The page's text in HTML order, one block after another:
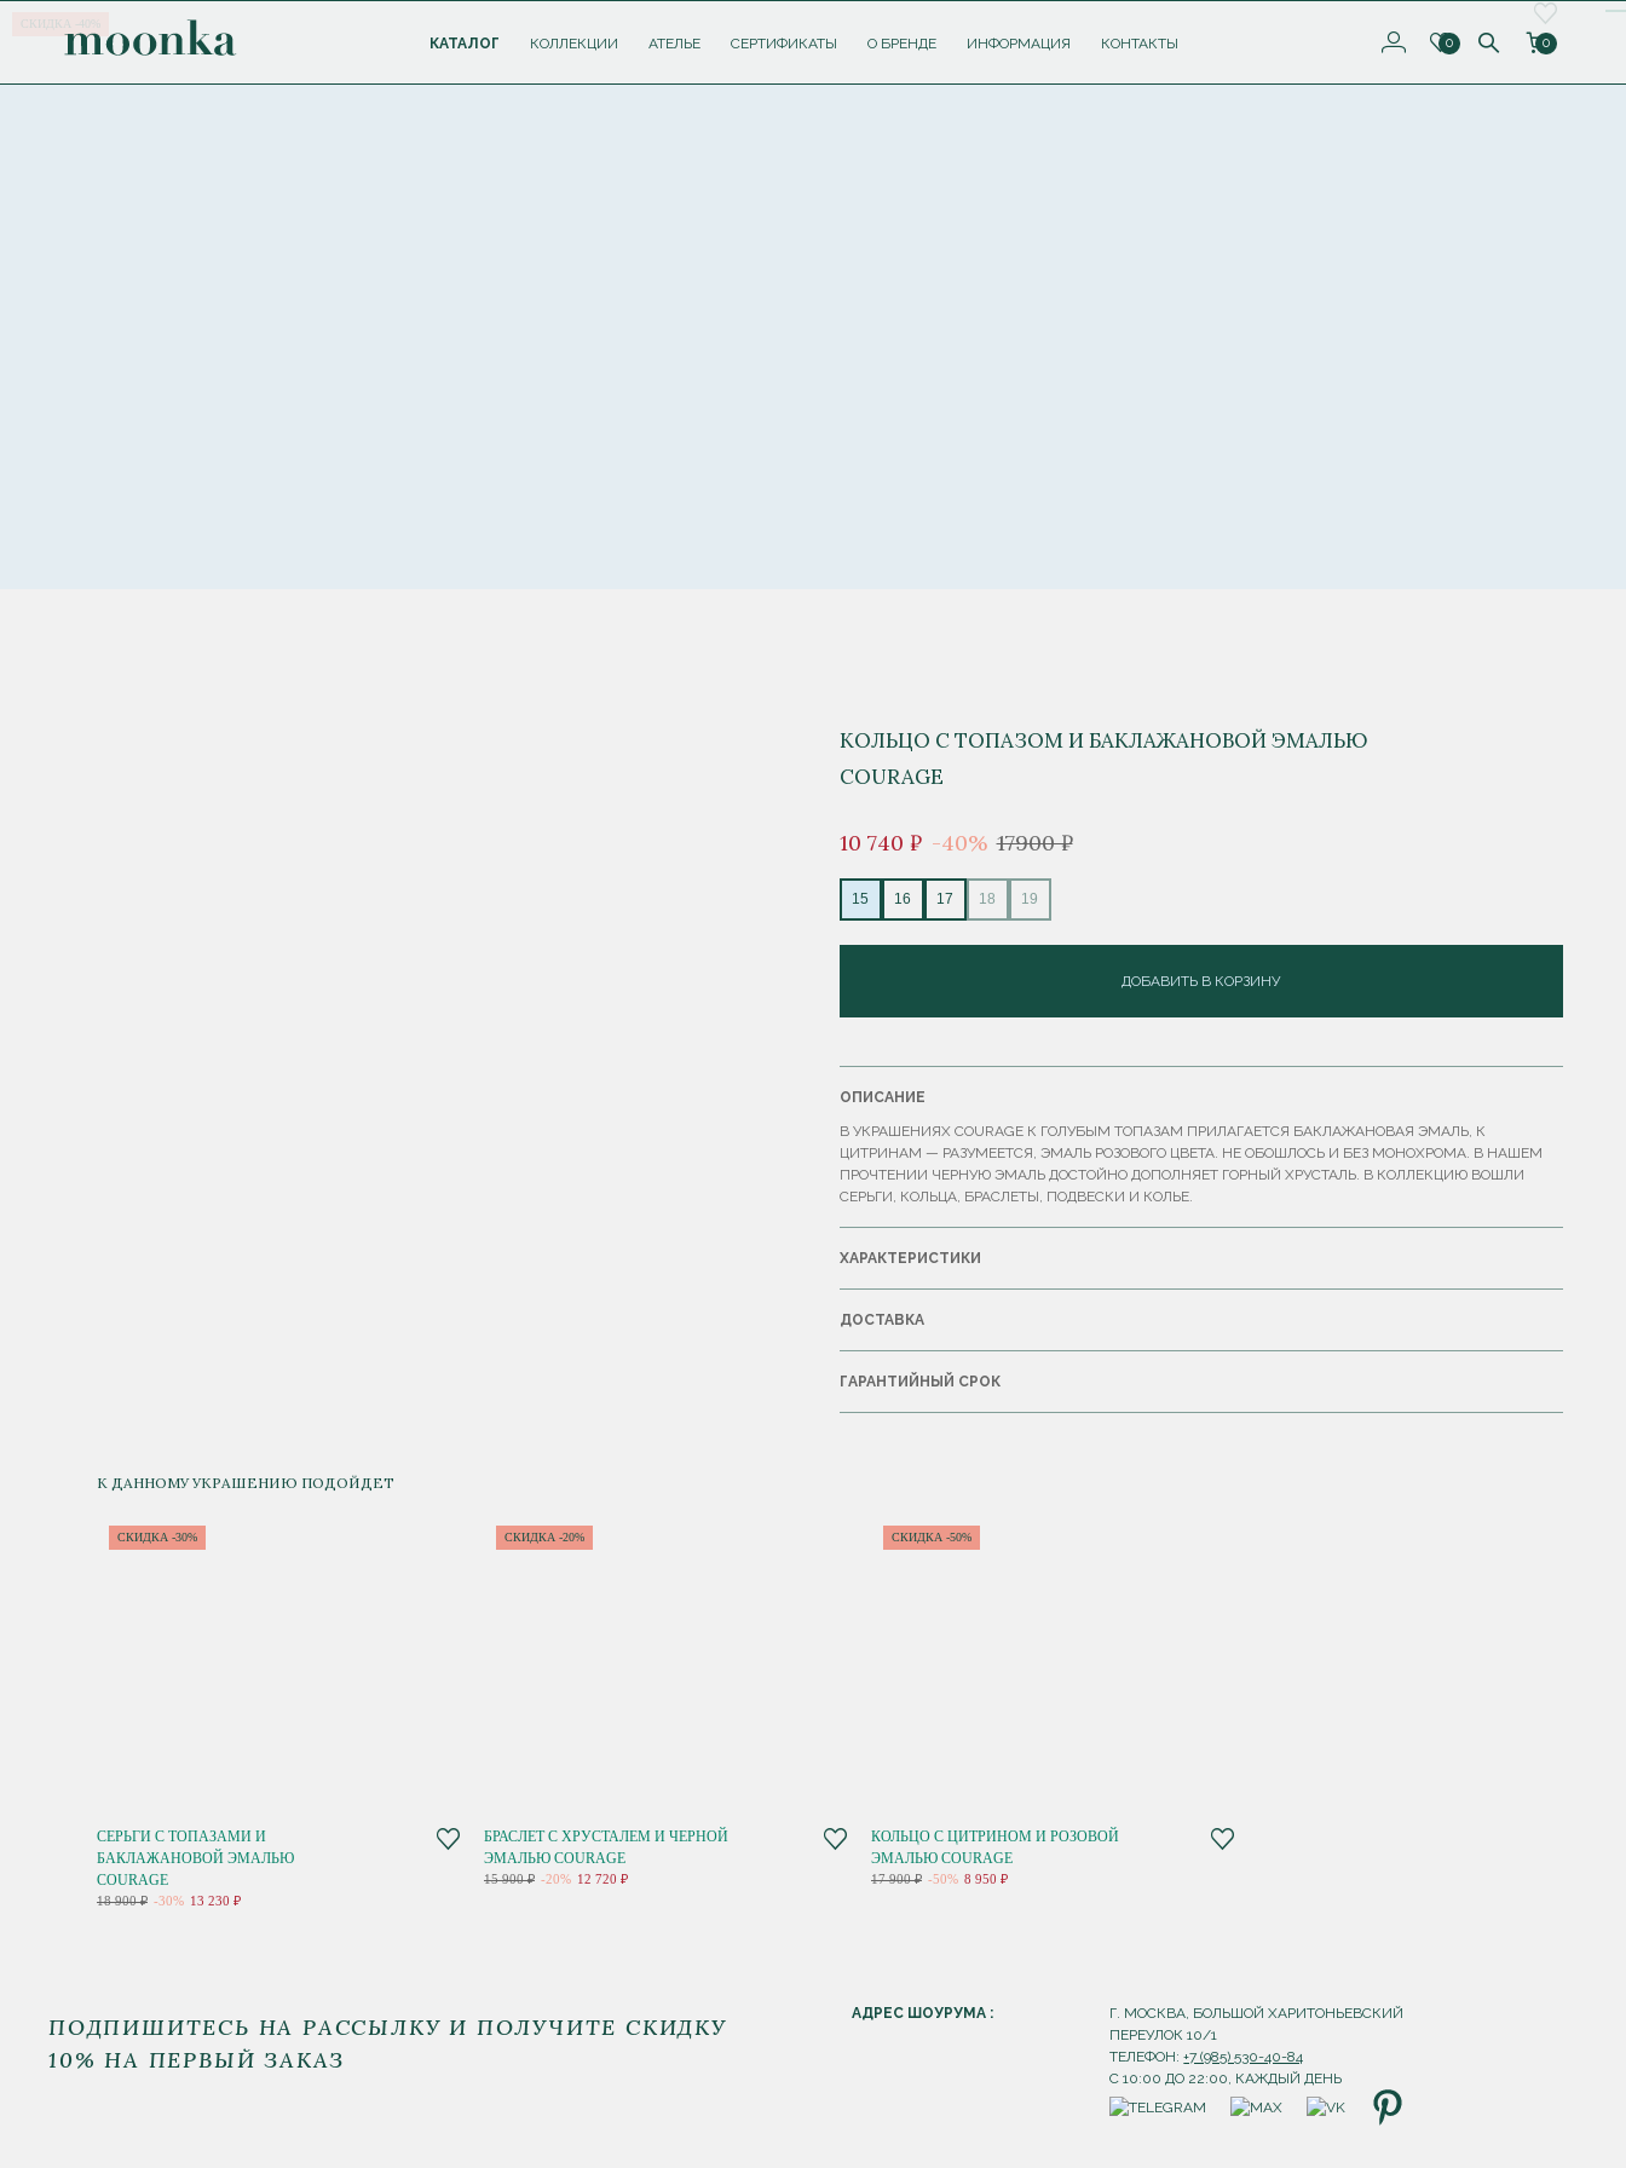
КАТАЛОГ КОЛЛЕКЦИИ АТЕЛЬЕ СЕРТИФИКАТЫ О БРЕНДЕ ИНФОРМАЦИЯ КОНТАКТЫ 0 0
СКИДКА -40%
КОЛЬЦО С ТОПАЗОМ И БАКЛАЖАНОВОЙ ЭМАЛЬЮ
COURAGE
10 740 ₽ -40% 17900 ₽
15 16 17 18 19
ДОБАВИТЬ В КОРЗИНУ
ОПИСАНИЕ
В УКРАШЕНИЯХ COURAGE К ГОЛУБЫМ ТОПАЗАМ ПРИЛАГАЕТСЯ БАКЛАЖАНОВАЯ ЭМАЛЬ, К
ЦИТРИНАМ — РАЗУМЕЕТСЯ, ЭМАЛЬ РОЗОВОГО ЦВЕТА. НЕ ОБОШЛОСЬ И БЕЗ МОНОХРОМА. В НАШЕМ
ПРОЧТЕНИИ ЧЕРНУЮ ЭМАЛЬ ДОСТОЙНО ДОПОЛНЯЕТ ГОРНЫЙ ХРУСТАЛЬ. В КОЛЛЕКЦИЮ ВОШЛИ
СЕРЬГИ, КОЛЬЦА, БРАСЛЕТЫ, ПОДВЕСКИ И КОЛЬЕ.
ХАРАКТЕРИСТИКИ
ДОСТАВКА
ГАРАНТИЙНЫЙ СРОК
К ДАННОМУ УКРАШЕНИЮ ПОДОЙДЕТ
СКИДКА -30%
СЕРЬГИ С ТОПАЗАМИ И
БАКЛАЖАНОВОЙ ЭМАЛЬЮ
COURAGE
18 900 ₽ -30% 13 230 ₽
СКИДКА -20%
БРАСЛЕТ С ХРУСТАЛЕМ И ЧЕРНОЙ
ЭМАЛЬЮ COURAGE
15 900 ₽ -20% 12 720 ₽
СКИДКА -50%
КОЛЬЦО С ЦИТРИНОМ И РОЗОВОЙ
ЭМАЛЬЮ COURAGE
17 900 ₽ -50% 8 950 ₽
ПОДПИШИТЕСЬ НА РАССЫЛКУ И ПОЛУЧИТЕ СКИДКУ
10% НА ПЕРВЫЙ ЗАКАЗ
АДРЕС ШОУРУМА :
Г. МОСКВА, БОЛЬШОЙ ХАРИТОНЬЕВСКИЙ
ПЕРЕУЛОК 10/1
ТЕЛЕФОН:+7 (985) 530-40-84
С 10:00 ДО 22:00, КАЖДЫЙ ДЕНЬ